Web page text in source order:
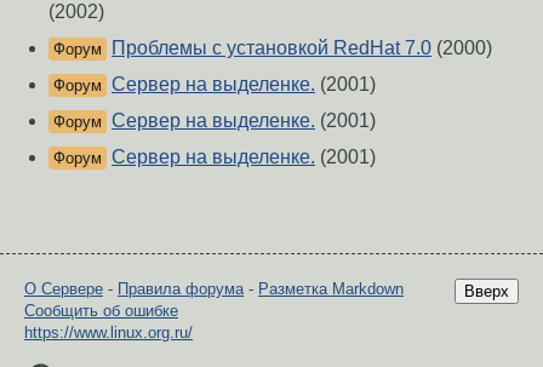
(2002)
Форум Проблемы с установкой RedHat 7.0 (2000)
Форум Сервер на выделенке. (2001)
Форум Сервер на выделенке. (2001)
Форум Сервер на выделенке. (2001)
Вверх
О Сервере - Правила форума- Разметка Markdown
Сообщить об ошибке
https://www.linux.org.ru/